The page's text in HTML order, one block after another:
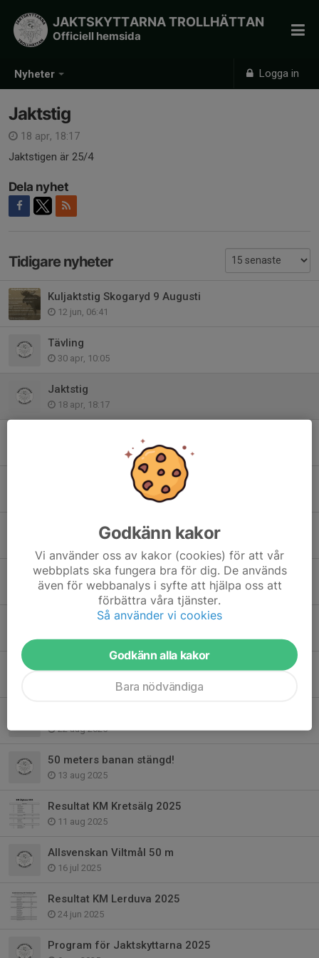
Nyheter Logga in
JAKTSKYTTARNA TROLLHÄTTAN
Officiell hemsida
Jaktstig
18 apr, 18:17
Jaktstigen är 25/4
Dela nyhet
Tidigare nyheter
Kuljaktstig Skogaryd 9 Augusti
12 jun, 06:41
Tävling
30 apr, 10:05
Jaktstig
18 apr, 18:17
Arbetsdag
3 mar, 21:39
Trollhättan Action Week 2026 söker funktionärer
17 feb, 18:40
Jourpersonal
22 aug 2025
50 meters banan stängd!
13 aug 2025
Resultat KM Kretsälg 2025
11 aug 2025
Allsvenskan Viltmål 50 m
16 jul 2025
Resultat KM Lerduva 2025
24 jun 2025
Program för Jaktskyttarna 2025
Godkänn kakor
Vi använder oss av kakor (cookies) för att vår
webbplats ska fungera bra för dig. De används
även för webbanalys i syfte att hjälpa oss att
förbättra våra tjänster.
Så använder vi cookies
Godkänn alla kakor
Bara nödvändiga